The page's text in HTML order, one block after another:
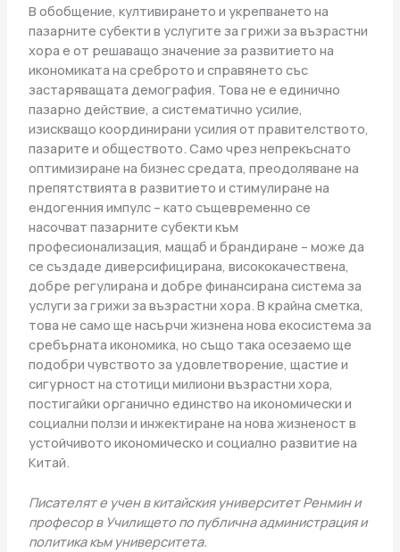
В обобщение, култивирането и укрепването на
пазарните субекти в услугите за грижи за възрастни
хора е от решаващо значение за развитието на
икономиката на среброто и справянето със
застаряващата демография. Това не е единично
пазарно действие, а систематично усилие,
изискващо координирани усилия от правителството,
пазарите и обществото. Само чрез непрекъснато
оптимизиране на бизнес средата, преодоляване на
препятствията в развитието и стимулиране на
ендогенния импулс – като същевременно се
насочват пазарните субекти към
професионализация, мащаб и брандиране – може да
се създаде диверсифицирана, висококачествена,
добре регулирана и добре финансирана система за
услуги за грижи за възрастни хора. В крайна сметка,
това не само ще насърчи жизнена нова екосистема за
сребърната икономика, но също така осезаемо ще
подобри чувството за удовлетворение, щастие и
сигурност на стотици милиони възрастни хора,
постигайки органично единство на икономически и
социални ползи и инжектиране на нова жизненост в
устойчивото икономическо и социално развитие на
Китай.
Писателят е учен в китайския университет Ренмин и
професор в Училището по публична администрация и
политика към университета.